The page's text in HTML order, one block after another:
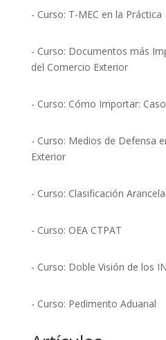
- Curso: T-MEC en la Práctica
- Curso: Documentos más
del Comercio Exterior
- Curso: Cómo Importar:
- Curso: Medios de Defensa
Exterior
- Curso: Clasificación
- Curso: OEA CTPAT
- Curso: Doble Visión de los
- Curso: Pedimento Aduanal